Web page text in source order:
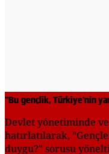
"Bu gençlik, Türkiye'nin
Devlet yönetiminde
hatırlatılarak,
duygu?" sorusu